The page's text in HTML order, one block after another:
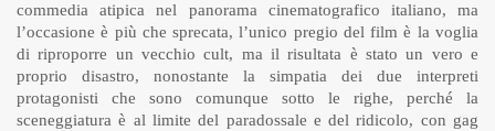
commedia atipica nel panorama cinematografico italiano, ma
l’occasione è più che sprecata, l’unico pregio del film è la voglia
di riproporre un vecchio cult, ma il risultata è stato un vero e
proprio disastro, nonostante la simpatia dei due interpreti
protagonisti che sono comunque sotto le righe, perché la
sceneggiatura è al limite del paradossale e del ridicolo, con gag